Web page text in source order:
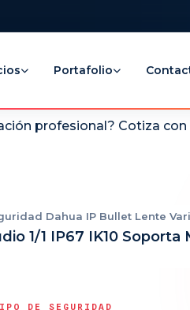
Portafolio
profesional? Cotiza
Dahua IP Bullet Lente
1/1 IP67 IK10 Soporta